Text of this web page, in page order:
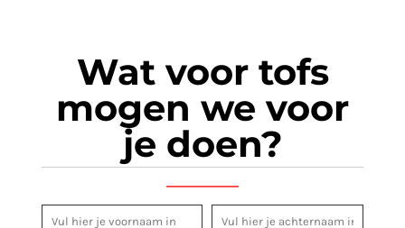
Wat voor tofs
mogen we voor
je doen?